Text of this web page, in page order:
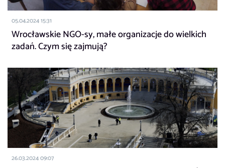
05.04.2024 15:31
Wrocławskie NGO-sy, małe organizacje do wielkich
zadań. Czym się zajmują?
26.03.2024 09:07